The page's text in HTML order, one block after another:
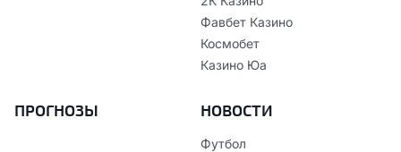
Фавбет Казино
Космобет
Казино Юа
ПРОГНОЗЫ НОВОСТИ
Футбол